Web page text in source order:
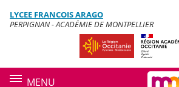
Menu de la rubrique
Contenu
LYCEE FRANCOIS ARAGO
PERPIGNAN - ACADÉMIE DE MONTPELLIER
MENU